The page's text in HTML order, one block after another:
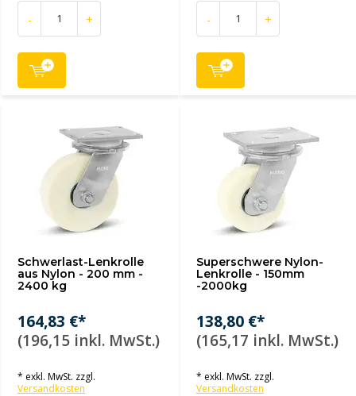
- + - +
Schwerlast-Lenkrolle
aus Nylon - 200 mm -
2400 kg
164,83 €*
(196,15 inkl. MwSt.)
* exkl. MwSt. zzgl.
Versandkosten
Superschwere Nylon-
Lenkrolle - 150mm
-2000kg
138,80 €*
(165,17 inkl. MwSt.)
* exkl. MwSt. zzgl.
Versandkosten